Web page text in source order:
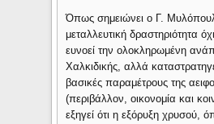
Όπως σημειώνει ο Γ.
μεταλλευτική δραστηριότητα
ευνοεί την ολοκληρωμένη
Χαλκιδικής, αλλά
βασικές παραμέτρους της
(περιβάλλον, οικονομία και
εξηγεί ότι η εξόρυξη χρυσού,